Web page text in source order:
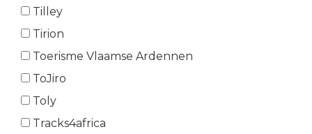
Tilley
Tirion
Toerisme Vlaamse Ardennen
ToJiro
Toly
Tracks4africa